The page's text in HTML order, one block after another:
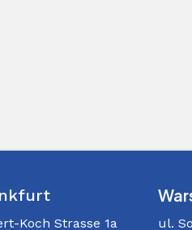
Koch Strasse 1a ul.